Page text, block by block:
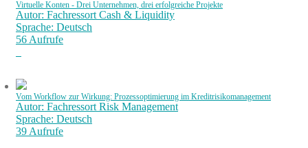
Virtuelle Konten - Drei Unternehmen, drei erfolgreiche Projekte
Autor: Fachressort Cash & Liquidity
Sprache: Deutsch
56 Aufrufe
Vom Workflow zur Wirkung: Prozessoptimierung im Kreditrisikomanagement
Autor: Fachressort Risk Management
Sprache: Deutsch
39 Aufrufe